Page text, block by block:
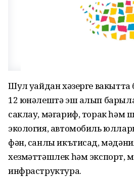
Шул уңайдан хәзерге вакытта
12 юнәлештә эш алып
саклау, мәгариф, торак һәм
экология, автомобиль
фән, санлы икътисад,
хезмәттәшлек һәм экспорт,
инфраструктура.